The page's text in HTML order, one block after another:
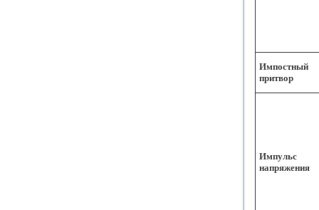
Импостный
притвор
Импульс
напряжения